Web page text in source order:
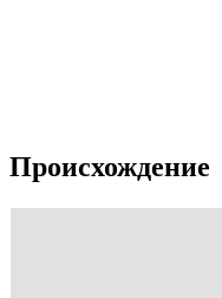
Происхождение